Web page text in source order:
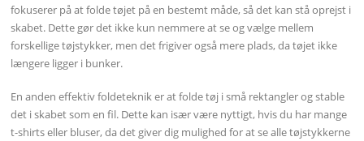
fokuserer på at folde tøjet på en bestemt måde, så det kan stå oprejst i
skabet. Dette gør det ikke kun nemmere at se og vælge mellem
forskellige tøjstykker, men det frigiver også mere plads, da tøjet ikke
længere ligger i bunker.
En anden effektiv foldeteknik er at folde tøj i små rektangler og stable
det i skabet som en fil. Dette kan især være nyttigt, hvis du har mange
t-shirts eller bluser, da det giver dig mulighed for at se alle tøjstykkerne